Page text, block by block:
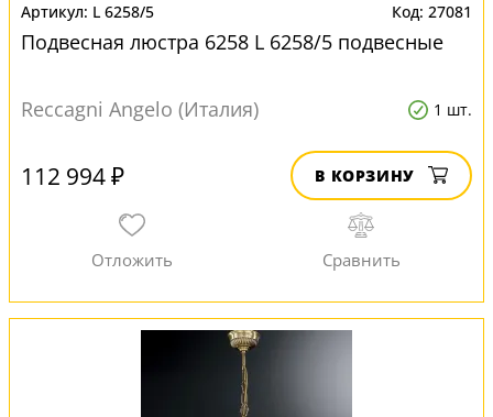
L 6258/5 27081
Подвесная люстра 6258 L 6258/5 подвесные
Reccagni Angelo (Италия) 1 шт.
112 994 ₽ В КОРЗИНУ